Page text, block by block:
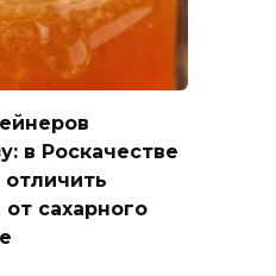
в Роскачестве
отличить
сахарного